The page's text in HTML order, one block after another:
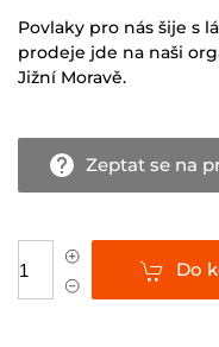
Povlaky pro nás šije s
prodeje jde na naši
Jižní Moravě.
Zeptat se na
Do